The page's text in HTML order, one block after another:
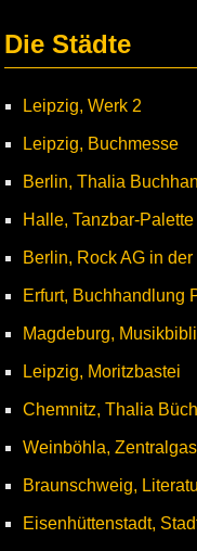
Die Städte
Leipzig, Werk 2
Leipzig, Buchmesse
Berlin, Thalia
Halle, Tanzbar-Palette
Berlin, Rock AG in
Erfurt, Buchhandlung
Magdeburg,
Leipzig, Moritzbastei
Chemnitz, Thalia
Weinböhla,
Braunschweig,
Eisenhüttenstadt,